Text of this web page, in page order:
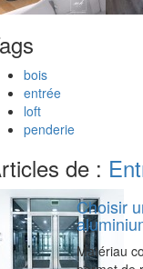
bois
entrée
loft
penderie
de :
Choisir
Matériau